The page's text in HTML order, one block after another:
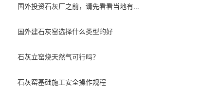
国外投资石灰厂之前，请先看看当地有...
国外建石灰窑选择什么类型的好
石灰立窑烧天然气可行吗？
石灰窑基础施工安全操作规程